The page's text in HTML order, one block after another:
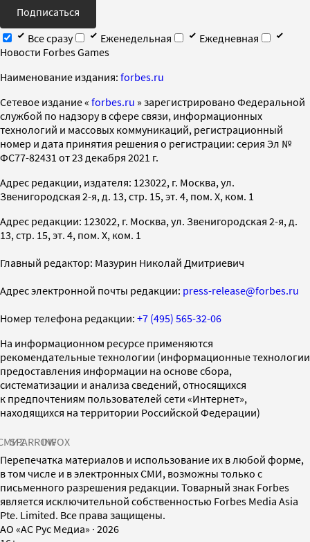
Подписаться
Все сразу
Еженедельная
Ежедневная
Новости Forbes Games
Наименование издания: forbes.ru
Cетевое издание « forbes.ru » зарегистрировано Федеральной
службой по надзору в сфере связи, информационных
технологий и массовых коммуникаций, регистрационный
номер и дата принятия решения о регистрации: серия Эл №
ФС77-82431 от 23 декабря 2021 г.
Адрес редакции, издателя: 123022, г. Москва, ул.
Звенигородская 2-я, д. 13, стр. 15, эт. 4, пом. X, ком. 1
Адрес редакции: 123022, г. Москва, ул. Звенигородская 2-я, д.
13, стр. 15, эт. 4, пом. X, ком. 1
Главный редактор: Мазурин Николай Дмитриевич
Адрес электронной почты редакции: press-release@forbes.ru
Номер телефона редакции: +7 (495) 565-32-06
На информационном ресурсе применяются
рекомендательные технологии (информационные технологии
предоставления информации на основе сбора,
систематизации и анализа сведений, относящихся
к предпочтениям пользователей сети «Интернет»,
находящихся на территории Российской Федерации)
SPARROWINFOX
Перепечатка материалов и использование их в любой форме,
в том числе и в электронных СМИ, возможны только с
письменного разрешения редакции. Товарный знак Forbes
является исключительной собственностью Forbes Media Asia
Pte. Limited. Все права защищены.
AO «АС Рус Медиа» · 2026